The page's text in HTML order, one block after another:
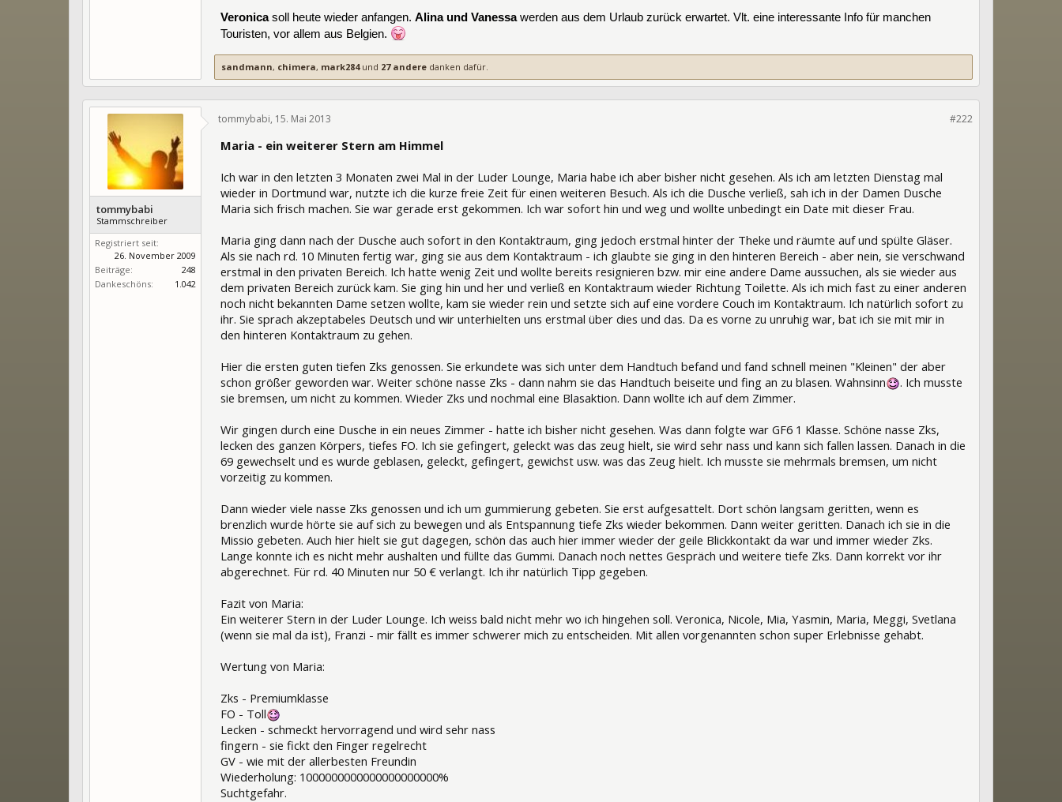
Veronicasoll heute wieder anfangen. Alina und Vanessawerden aus dem Urlaub zurück erwartet. Vlt. eine interessante Info für manchen
Touristen, vor allem aus Belgien.
sandmann, chimera, mark284und 27 andere danken dafür.
tommybabi
Stammschreiber
Registriert seit:
26. November 2009
Beiträge:
248
Dankeschöns:
1.042
#222
tommybabi, 15. Mai 2013
Maria - ein weiterer Stern am Himmel
Ich war in den letzten 3 Monaten zwei Mal in der Luder Lounge, Maria habe ich aber bisher nicht gesehen. Als ich am letzten Dienstag mal
wieder in Dortmund war, nutzte ich die kurze freie Zeit für einen weiteren Besuch. Als ich die Dusche verließ, sah ich in der Damen Dusche
Maria sich frisch machen. Sie war gerade erst gekommen. Ich war sofort hin und weg und wollte unbedingt ein Date mit dieser Frau.
Maria ging dann nach der Dusche auch sofort in den Kontaktraum, ging jedoch erstmal hinter der Theke und räumte auf und spülte Gläser.
Als sie nach rd. 10 Minuten fertig war, ging sie aus dem Kontaktraum - ich glaubte sie ging in den hinteren Bereich - aber nein, sie verschwand
erstmal in den privaten Bereich. Ich hatte wenig Zeit und wollte bereits resignieren bzw. mir eine andere Dame aussuchen, als sie wieder aus
dem privaten Bereich zurück kam. Sie ging hin und her und verließ en Kontaktraum wieder Richtung Toilette. Als ich mich fast zu einer anderen
noch nicht bekannten Dame setzen wollte, kam sie wieder rein und setzte sich auf eine vordere Couch im Kontaktraum. Ich natürlich sofort zu
ihr. Sie sprach akzeptabeles Deutsch und wir unterhielten uns erstmal über dies und das. Da es vorne zu unruhig war, bat ich sie mit mir in
den hinteren Kontaktraum zu gehen.
Hier die ersten guten tiefen Zks genossen. Sie erkundete was sich unter dem Handtuch befand und fand schnell meinen "Kleinen" der aber
schon größer geworden war. Weiter schöne nasse Zks - dann nahm sie das Handtuch beiseite und fing an zu blasen. Wahnsinn
. Ich musste
sie bremsen, um nicht zu kommen. Wieder Zks und nochmal eine Blasaktion. Dann wollte ich auf dem Zimmer.
Wir gingen durch eine Dusche in ein neues Zimmer - hatte ich bisher nicht gesehen. Was dann folgte war GF6 1 Klasse. Schöne nasse Zks,
lecken des ganzen Körpers, tiefes FO. Ich sie gefingert, geleckt was das zeug hielt, sie wird sehr nass und kann sich fallen lassen. Danach in die
69 gewechselt und es wurde geblasen, geleckt, gefingert, gewichst usw. was das Zeug hielt. Ich musste sie mehrmals bremsen, um nicht
vorzeitig zu kommen.
Dann wieder viele nasse Zks genossen und ich um gummierung gebeten. Sie erst aufgesattelt. Dort schön langsam geritten, wenn es
brenzlich wurde hörte sie auf sich zu bewegen und als Entspannung tiefe Zks wieder bekommen. Dann weiter geritten. Danach ich sie in die
Missio gebeten. Auch hier hielt sie gut dagegen, schön das auch hier immer wieder der geile Blickkontakt da war und immer wieder Zks.
Lange konnte ich es nicht mehr aushalten und füllte das Gummi. Danach noch nettes Gespräch und weitere tiefe Zks. Dann korrekt vor ihr
abgerechnet. Für rd. 40 Minuten nur 50 € verlangt. Ich ihr natürlich Tipp gegeben.
Fazit von Maria:
Ein weiterer Stern in der Luder Lounge. Ich weiss bald nicht mehr wo ich hingehen soll. Veronica, Nicole, Mia, Yasmin, Maria, Meggi, Svetlana
(wenn sie mal da ist), Franzi - mir fällt es immer schwerer mich zu entscheiden. Mit allen vorgenannten schon super Erlebnisse gehabt.
Wertung von Maria:
Zks - Premiumklasse
FO - Toll
Lecken - schmeckt hervorragend und wird sehr nass
fingern - sie fickt den Finger regelrecht
GV - wie mit der allerbesten Freundin
Wiederholung: 1000000000000000000000%
Suchtgefahr.